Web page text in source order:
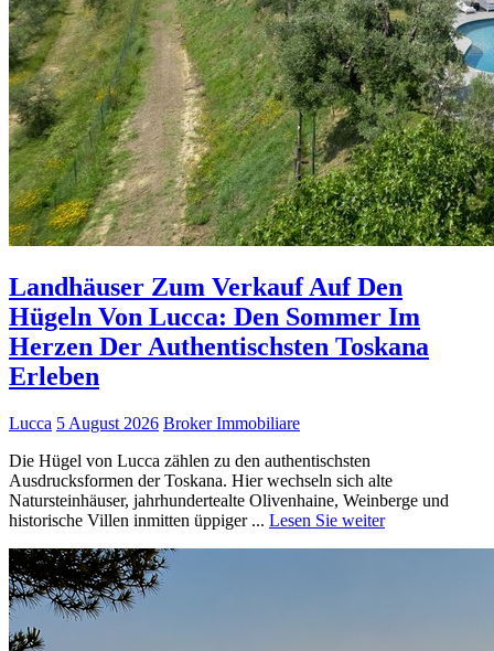
Landhäuser Zum Verkauf Auf Den
Hügeln Von Lucca: Den Sommer Im
Herzen Der Authentischsten Toskana
Erleben
Lucca 5 August 2026 Broker Immobiliare
Die Hügel von Lucca zählen zu den authentischsten
Ausdrucksformen der Toskana. Hier wechseln sich alte
Natursteinhäuser, jahrhundertealte Olivenhaine, Weinberge und
historische Villen inmitten üppiger ... Lesen Sie weiter